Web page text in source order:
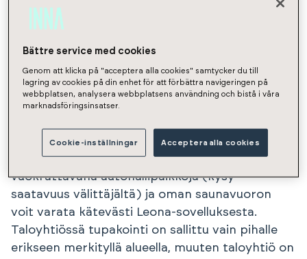
Asunto Oy Vantaan Leinikki sijaitsee uudehkolla
liikkumaan näppärästi esimerkiksi lähijunalla
suuntaan kuin toiseenkin. Lentoasema on
muutaman minuutin päässä ja Tikkurilaankin
hurauttaa junalla hetkessä. Lähialueelta löydät
Taloyhtiössä on myös asukkaiden oma
maksuton kuntosali! Taloyhtiöllä on
vuokrattavana autohallipaikkoja (kysy
saatavuus välittäjältä) ja oman saunavuoron
voit varata kätevästi Leona-sovelluksesta.
Taloyhtiössä tupakointi on sallittu vain pihalle
erikseen merkityllä alueella, muuten taloyhtiö on
Bättre service med cookies
Genom att klicka på "acceptera alla cookies" samtycker du till
lagring av cookies på din enhet för att förbättra navigeringen på
webbplatsen, analysera webbplatsens användning och bistå i våra
marknadsföringsinsatser.
Cookie-inställningar Acceptera alla cookies